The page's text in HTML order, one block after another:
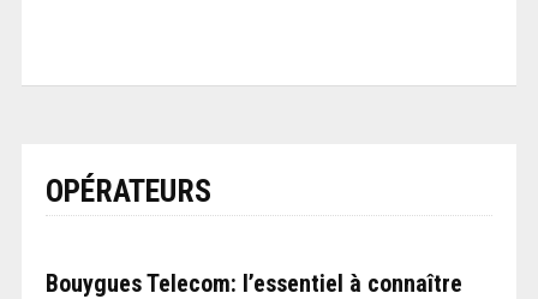
OPÉRATEURS
Bouygues Telecom: l’essentiel à connaître